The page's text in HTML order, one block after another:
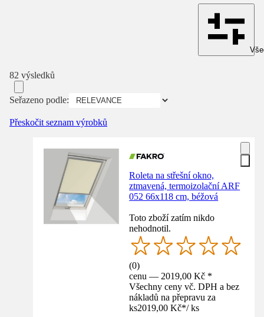
82 výsledků
Seřazeno podle:
Přeskočit seznam výrobků
Roleta na střešní okno,
ztmavená, termoizolační ARF
052 66x118 cm, béžová
Toto zboží zatím nikdo
nehodnotil.
(0)
cenu — 2019,00 Kč *
Všechny ceny vč. DPH a bez
nákladů na přepravu za
ks2019,00 Kč*/ ks